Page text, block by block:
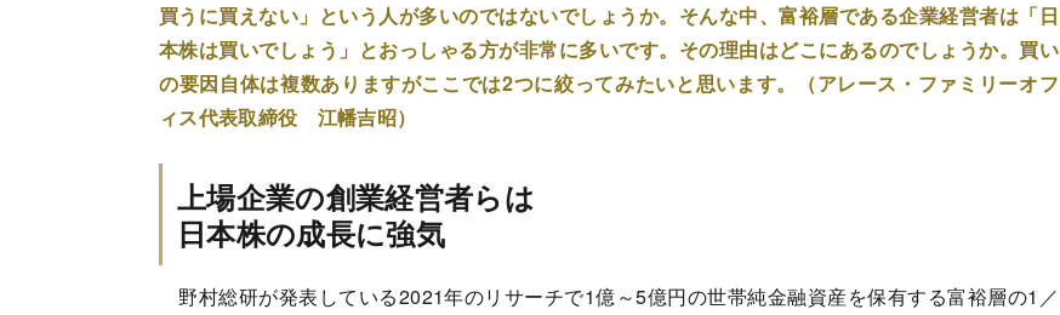
買うに買えない」という人が多いのではないでしょうか。そんな中、富裕層である企業経営者は「日
本株は買いでしょう」とおっしゃる方が非常に多いです。その理由はどこにあるのでしょうか。買い
の要因自体は複数ありますがここでは2つに絞ってみたいと思います。（アレース・ファミリーオフ
ィス代表取締役 江幡吉昭）
上場企業の創業経営者らは
日本株の成長に強気
野村総研が発表している2021年のリサーチで1億～5億円の世帯純金融資産を保有する富裕層の1／